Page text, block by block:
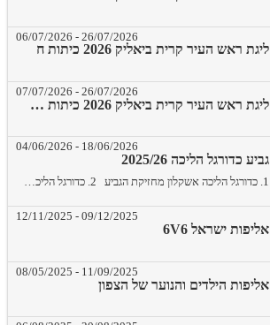
ליגת ראש העיר קרית ביאליק 2026 כיתות ח
26/07/2026
-
06/07/2026
ליגת ראש העיר קרית ביאליק 2026 כיתות ט - י
26/07/2026
-
07/07/2026
גביע כדורגל הליכה 2025/26
18/06/2026
-
04/06/2026
אליפות ישראל 6V6
09/12/2025
-
12/11/2025
אליפות הילדים והנוער של הצפון
11/09/2025
-
08/05/2025